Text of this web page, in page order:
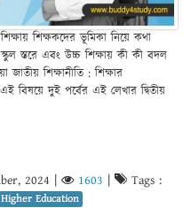
শিক্ষকদের ভূমিকা নিয়ে কথা
স্তরে এবং উচ্চ শিক্ষায় কী কী বদল
শিক্ষানীতি : শিক্ষার
বিষয়ে দুই পর্বের এই লেখার দ্বিতীয়
2024 1603 Tags :
Higher Education